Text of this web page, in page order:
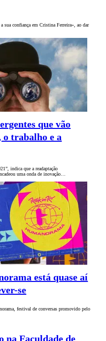
sua confiança em Cristina Ferreira», ao dar
que vão
o trabalho e a
indica que a readaptação
uma onda de inovação…
está quase aí
se
festival de conversas promovido pelo
na Faculdade de